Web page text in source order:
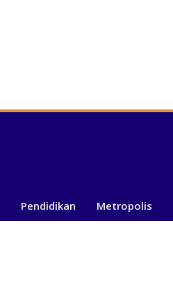
Pendidikan Metropolis